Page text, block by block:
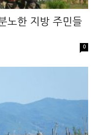
노한 지방 주민들
0